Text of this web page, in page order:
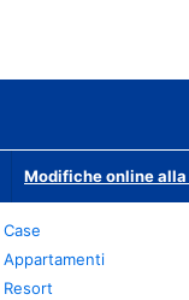
Modifiche online
Case
Appartamenti
Resort